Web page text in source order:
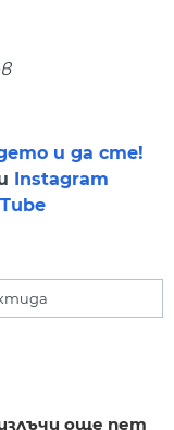
и да сте!
Instagram
още пет